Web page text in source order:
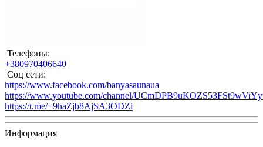
Телефоны:
+380970406640
Соц сети:
https://www.facebook.com/banyasaunaua
https://www.youtube.com/channel/
https://t.me/+9haZjb8AjSA3ODZi
Информация